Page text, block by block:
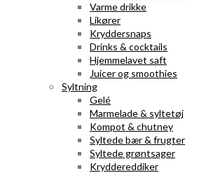
Varme drikke
Likører
Kryddersnaps
Drinks & cocktails
Hjemmelavet saft
Juicer og smoothies
Syltning
Gelé
Marmelade & syltetøj
Kompot & chutney
Syltede bær & frugter
Syltede grøntsager
Kryddereddiker